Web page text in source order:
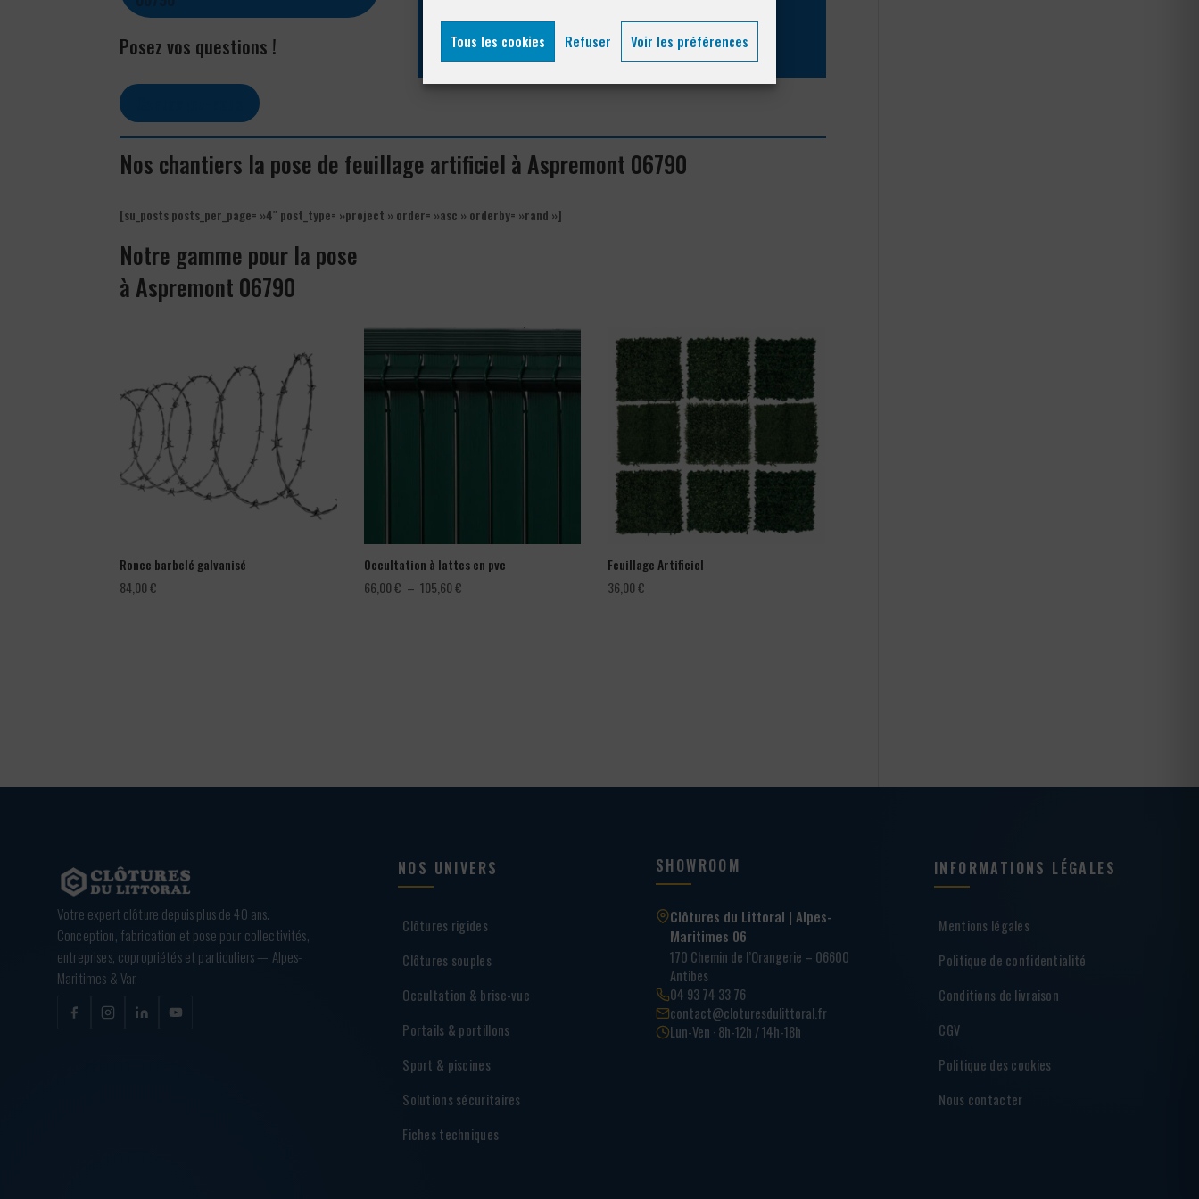
Tous les cookies Refuser Voir les préférences
Posez vos questions !
04 93 74 33 76
Nos chantiers la pose de feuillage artificiel à Aspremont 06790
[su_posts posts_per_page= »4″ post_type= »project » order= »asc » orderby= »rand »]
Notre gamme pour la pose
à Aspremont 06790
Ronce barbelé galvanisé
84,00€
Occultation à lattes en pvc
66,00€ – 105,60€Plage
Feuillage Artificiel
36,00€
Votre expert clôture depuis plus de 40 ans.
Conception, fabrication et pose pour collectivités,
entreprises, copropriétés et particuliers — Alpes-
Maritimes & Var.
NOS UNIVERS
Clôtures rigides
Clôtures souples
Occultation & brise-vue
Portails & portillons
Sport & piscines
Solutions sécuritaires
Fiches techniques
SHOWROOM
Clôtures du Littoral | Alpes-
Maritimes 06
170 Chemin de l’Orangerie – 06600
Antibes
04 93 74 33 76
contact@cloturesdulittoral.fr
Lun-Ven · 8h-12h / 14h-18h
INFORMATIONS LÉGALES
Mentions légales
Politique de confidentialité
Conditions de livraison
CGV
Politique des cookies
Nous contacter